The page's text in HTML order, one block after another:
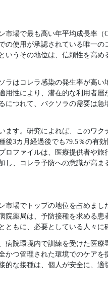
場で最も高い年平均成長率（
の使用が承認されている唯一
いうその地位は、信頼性を高
ラはコレラ感染の発生率が高
用性により、潜在的な利用者
につれて、バクソラの需要は
す。研究によれば、このワク
後3カ月経過後でも79.5％の有
ロファイルは、医療提供者や
し、コレラ予防への意識が高
市場でトップの地位を占めま
院薬局は、予防接種を求める
もに、必要としている人々に
病院環境内で訓練を受けた医
つ管理された環境でのケア
的な接種は、個人が安全に、